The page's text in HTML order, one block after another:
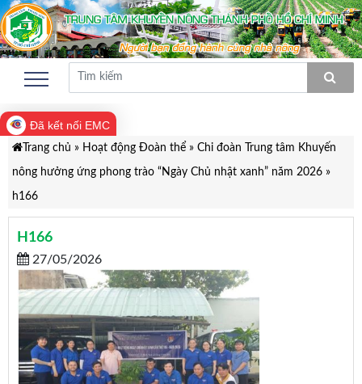
Đã kết nối EMC
Trang chủ » Hoạt động Đoàn thể» Chi đoàn Trung tâm Khuyến
nông hưởng ứng phong trào “Ngày Chủ nhật xanh” năm 2026»
h166
H166
27/05/2026